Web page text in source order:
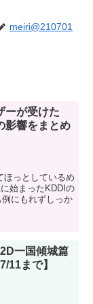
meiri@210701
ーが受けた
影響をまとめ
ほっとしているめ
始まったKDDIの
にもれずしっか
一国傾城篇
11まで】